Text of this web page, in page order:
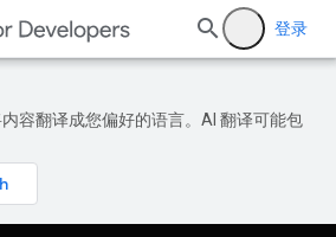
登录
容翻译成您偏好的语言。AI 翻译可能包